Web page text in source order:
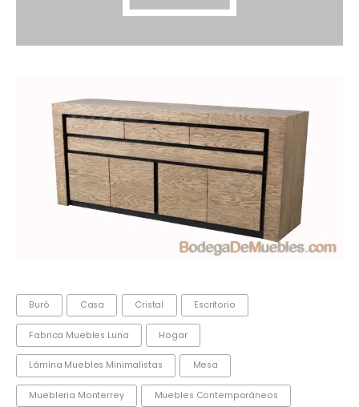
Buró Casa Cristal Escritorio
Fabrica Muebles Luna Hogar
Lámina Muebles Minimalistas Mesa
Muebleria Monterrey Muebles Contemporáneos